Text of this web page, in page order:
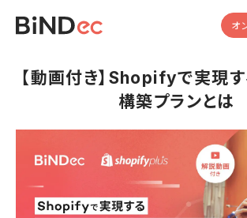
オ
【動画付き】Shopifyで実現
構築プランとは